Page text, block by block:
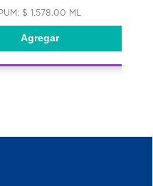
$ 1,578.00 ML
Agregar